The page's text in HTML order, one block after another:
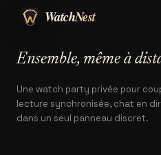
Ensemble, même à
Une watch party privée pour
lecture synchronisée, chat en
dans un seul panneau discret.